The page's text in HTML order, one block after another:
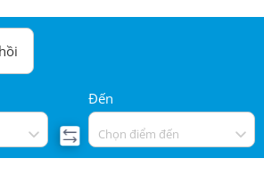
Đến
Chọn điểm đến